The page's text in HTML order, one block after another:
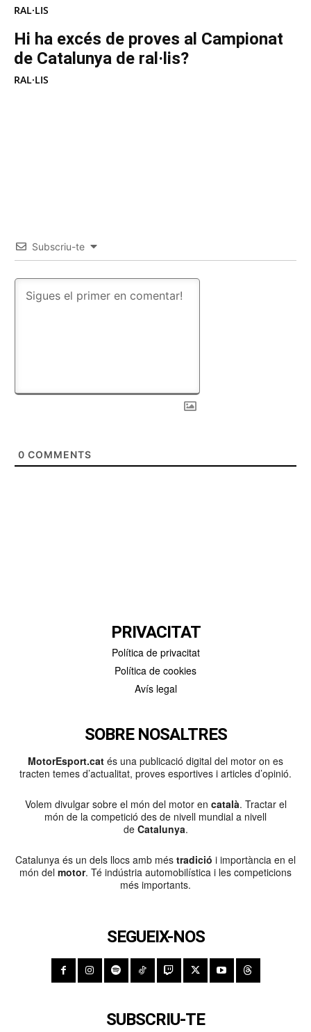
RAL·LIS
Hi ha excés de proves al Campionat
de Catalunya de ral·lis?
RAL·LIS
Subscriu-te
0 COMMENTS
PRIVACITAT
Política de privacitat
Política de cookies
Avís legal
SOBRE NOSALTRES
MotorEsport.cat és una publicació digital del motor on es
tracten temes d’actualitat, proves esportives i articles d’opinió.
Volem divulgar sobre el món del motor en català. Tractar el
món de la competició des de nivell mundial a nivell
de Catalunya.
Catalunya és un dels llocs amb més tradició i importància en el
món del motor. Té indústria automobilística i les competicions
més importants.
SEGUEIX-NOS
SUBSCRIU-TE